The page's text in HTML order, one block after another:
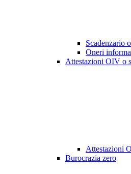
Scadenzario
Oneri
Attestazioni OIV o
Attestazioni
Burocrazia zero